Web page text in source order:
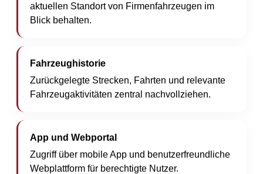
aktuellen Standort von Firmenfahrzeugen im
Blick behalten.
Fahrzeughistorie
Zurückgelegte Strecken, Fahrten und relevante
Fahrzeugaktivitäten zentral nachvollziehen.
App und Webportal
Zugriff über mobile App und benutzerfreundliche
Webplattform für berechtigte Nutzer.